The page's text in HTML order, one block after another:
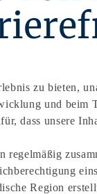
zu bieten,
und beim
dass unsere
Region